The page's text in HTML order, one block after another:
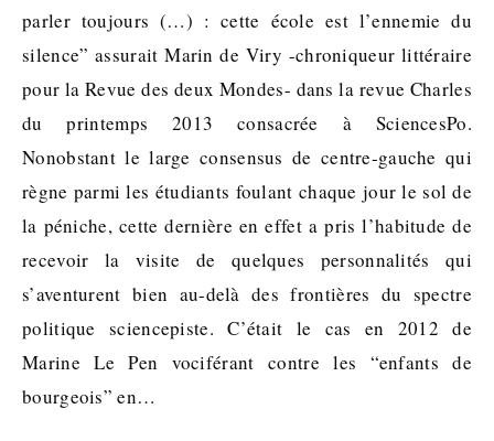
parler toujours (…) : cette école est l’ennemie du
silence” assurait Marin de Viry -chroniqueur littéraire
pour la Revue des deux Mondes- dans la revue Charles
du printemps 2013 consacrée à SciencesPo.
Nonobstant le large consensus de centre-gauche qui
règne parmi les étudiants foulant chaque jour le sol de
la péniche, cette dernière en effet a pris l’habitude de
recevoir la visite de quelques personnalités qui
s’aventurent bien au-delà des frontières du spectre
politique sciencepiste. C’était le cas en 2012 de
Marine Le Pen vociférant contre les “enfants de
bourgeois” en…